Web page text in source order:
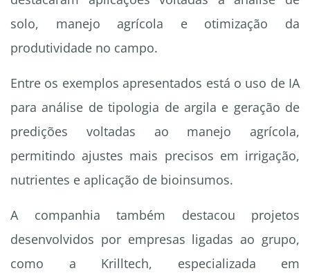
solo, manejo agrícola e otimização da
produtividade no campo.
Entre os exemplos apresentados está o uso de IA
para análise de tipologia de argila e geração de
predições voltadas ao manejo agrícola,
permitindo ajustes mais precisos em irrigação,
nutrientes e aplicação de bioinsumos.
A companhia também destacou projetos
desenvolvidos por empresas ligadas ao grupo,
como a Krilltech, especializada em